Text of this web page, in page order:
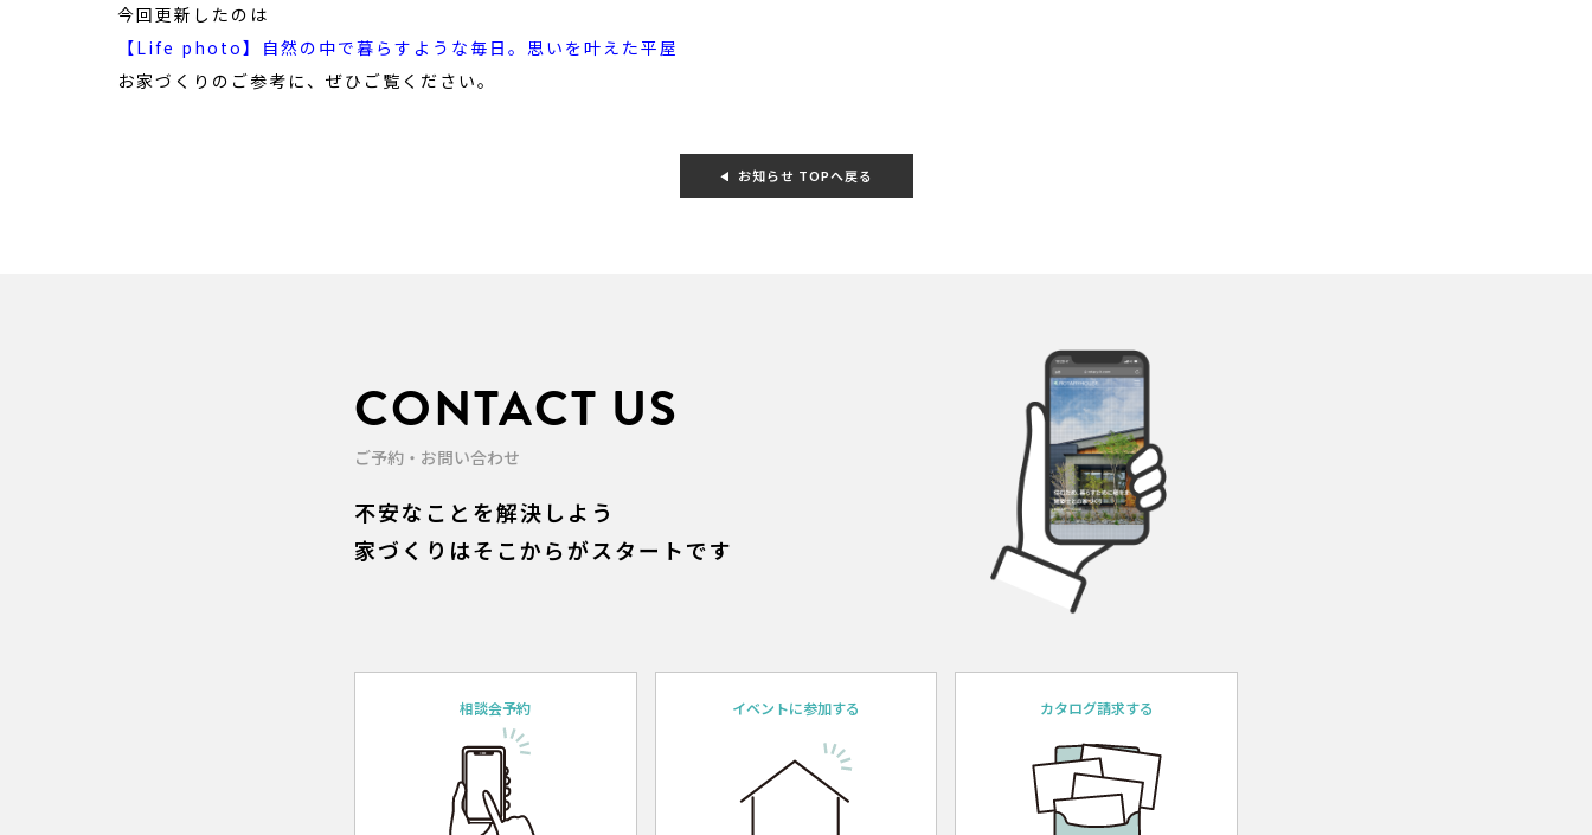
今回更新したのは
【Life photo】自然の中で暮らすような毎日。思いを叶えた平屋
お家づくりのご参考に、ぜひご覧ください。
お知らせ TOPへ戻る
CONTACT US
ご予約・お問い合わせ
不安なことを解決しよう
家づくりはそこからがスタートです
相談会予約 イベントに参加する カタログ請求する